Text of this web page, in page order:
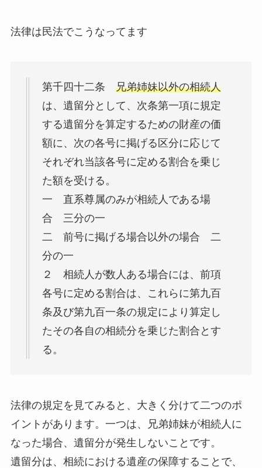
法律は民法でこうなってます
第千四十二条 兄弟姉妹以外の相続人
は、遺留分として、次条第一項に規定
する遺留分を算定するための財産の価
額に、次の各号に掲げる区分に応じて
それぞれ当該各号に定める割合を乗じ
た額を受ける。
一 直系尊属のみが相続人である場
合 三分の一
二 前号に掲げる場合以外の場合 二
分の一
２ 相続人が数人ある場合には、前項
各号に定める割合は、これらに第九百
条及び第九百一条の規定により算定し
たその各自の相続分を乗じた割合とす
る。
法律の規定を見てみると、大きく分けて二つのポ
イントがあります。一つは、兄弟姉妹が相続人に
なった場合、遺留分が発生しないことです。
遺留分は、相続における遺産の保障することで、